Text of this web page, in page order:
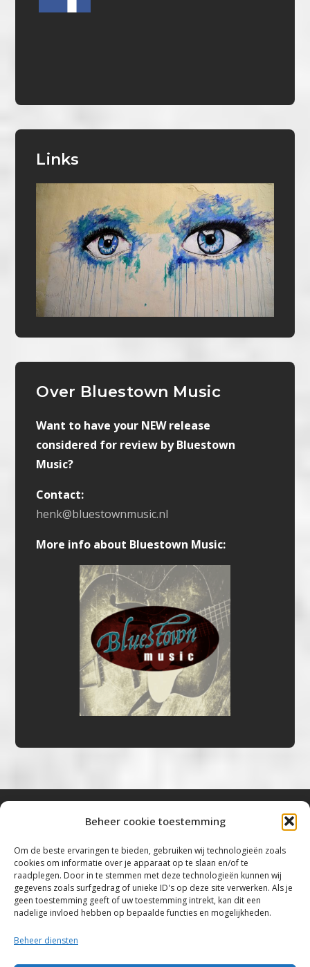
Beheer cookie toestemming
Om de beste ervaringen te bieden, gebruiken wij technologieën zoals
cookies om informatie over je apparaat op te slaan en/of te
raadplegen. Door in te stemmen met deze technologieën kunnen wij
gegevens zoals surfgedrag of unieke ID's op deze site verwerken. Als je
geen toestemming geeft of uw toestemming intrekt, kan dit een
nadelige invloed hebben op bepaalde functies en mogelijkheden.
Beheer diensten
Links
Over Bluestown Music
Want to have your NEW release
considered for review by Bluestown
Music?
Contact:
henk@bluestownmusic.nl
More info about Bluestown Music:
“Voor de mooiste Blues, Rock, Roots &
Americana”
Copyright 2019 – 2026 Bluestown Music – All